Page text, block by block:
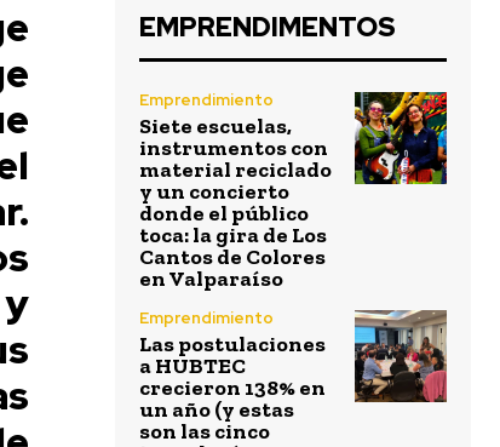
EMPRENDIMENTOS
Emprendimiento
Siete escuelas,
instrumentos con
material reciclado
y un concierto
donde el público
toca: la gira de Los
Cantos de Colores
en Valparaíso
Emprendimiento
Las postulaciones
a HUBTEC
crecieron 138% en
un año (y estas
son las cinco